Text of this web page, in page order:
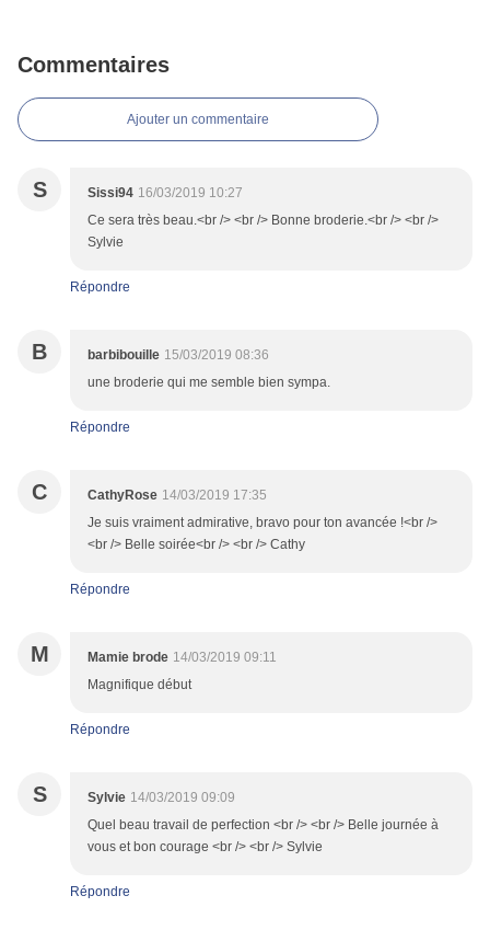
Commentaires
Ajouter un commentaire
S Sissi94 16/03/2019 10:27
Ce sera très beau.<br /> <br /> Bonne broderie.<br /> <br />
Sylvie
Répondre
B barbibouille 15/03/2019 08:36
une broderie qui me semble bien sympa.
Répondre
C CathyRose 14/03/2019 17:35
Je suis vraiment admirative, bravo pour ton avancée !<br />
<br /> Belle soirée<br /> <br /> Cathy
Répondre
M Mamie brode 14/03/2019 09:11
Magnifique début
Répondre
S Sylvie 14/03/2019 09:09
Quel beau travail de perfection <br /> <br /> Belle journée à
vous et bon courage <br /> <br /> Sylvie
Répondre